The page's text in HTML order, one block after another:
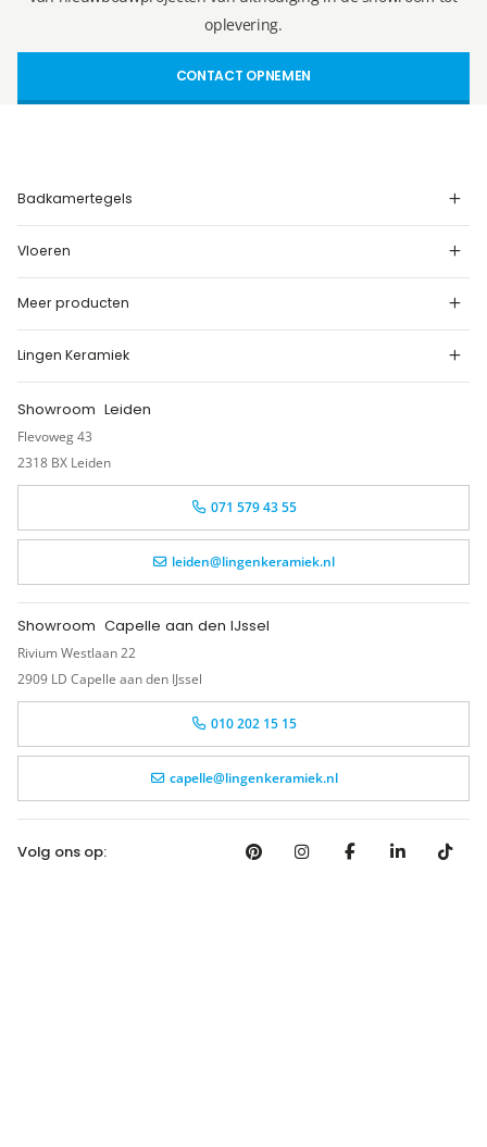
oplevering.
CONTACT OPNEMEN
Badkamertegels
Vloeren
Meer producten
Lingen Keramiek
Showroom Leiden
Flevoweg 43
2318 BX Leiden
071 579 43 55
leiden@lingenkeramiek.nl
Showroom Capelle aan den IJssel
Rivium Westlaan 22
2909 LD Capelle aan den IJssel
010 202 15 15
capelle@lingenkeramiek.nl
Volg ons op: